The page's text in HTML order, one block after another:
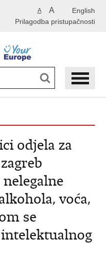
English
A A
Prilagodba pristupačnosti
odjela za
voća,
se